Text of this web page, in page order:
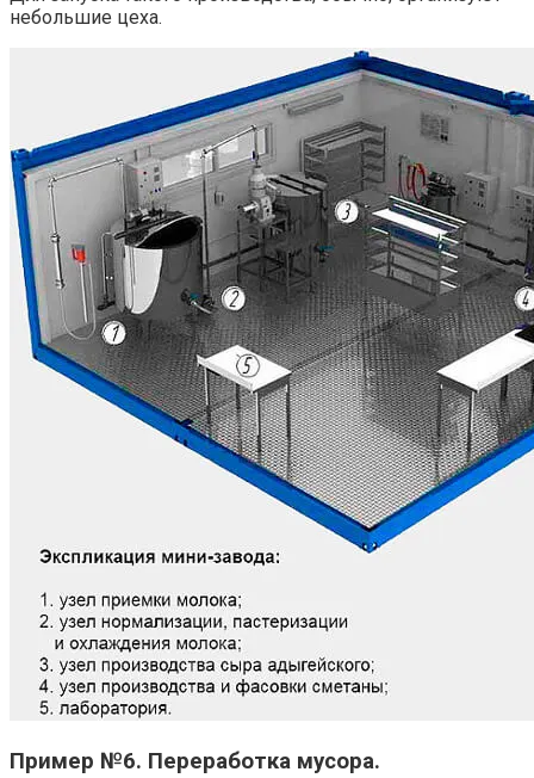
небольшие цеха.
Пример №6. Переработка мусора.